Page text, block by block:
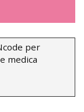
per
medica